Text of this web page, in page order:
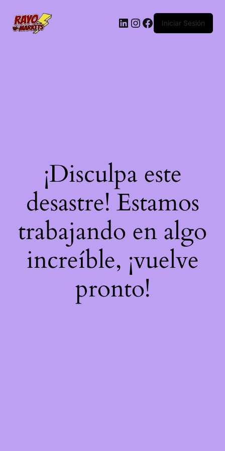
LinkedIn
Instagram
Facebook
Iniciar Sesión
¡Disculpa este
desastre! Estamos
trabajando en algo
increíble, ¡vuelve
pronto!